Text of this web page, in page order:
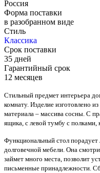
Россия
Форма поставки
в разобранном виде
Стиль
Классика
Срок поставки
35 дней
Гарантийный срок
12 месяцев
Стильный предмет интерьера
комнату. Изделие изготовлено
материала – массива сосны. С
ящика, с левой тумбу с полками,
Функциональный стол
долговечной мебели. Она
займет много места, позволит
письменные принадлежности.